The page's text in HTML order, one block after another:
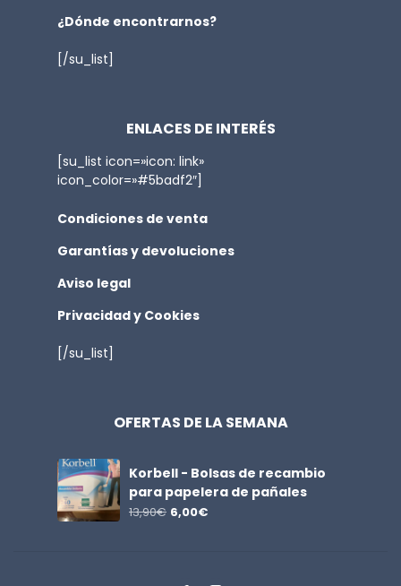
¿Dónde encontrarnos?
[/su_list]
ENLACES DE INTERÉS
[su_list icon=»icon: link»
icon_color=»#5badf2″]
Condiciones de venta
Garantías y devoluciones
Aviso legal
Privacidad y Cookies
[/su_list]
OFERTAS DE LA SEMANA
Korbell - Bolsas de recambio
para papelera de pañales
13,90€ 6,00€